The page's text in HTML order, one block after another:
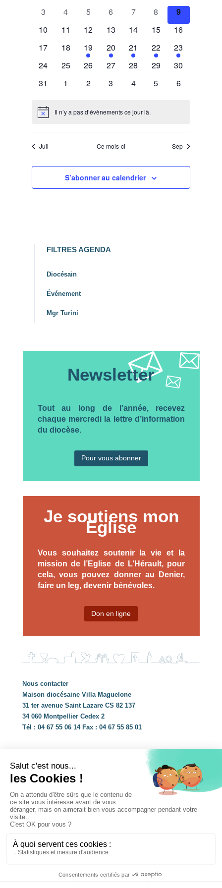
évènementsévènementsévènements
0
3
0
4
0
5
0
6
0
évènements
7
0
évènements
8
0
évènements
9
0
10
0
11
0
12
0
13
0
14
0
15
0
16
0
17
0
évènements
18
1
évènement
19
1
évènement
20
1
évènement
21
1
évènement
22
1
évènement
23
0
24
0
25
0
26
0
27
0
28
0
29
0
30
0
31
0
1
0
2
0
3
0
4
0
5
0
6
Notice Il n’y a pas d’évènements ce jour là.
Juil Ce mois-ci Sep
S’abonner au calendrier
FILTRES AGENDA
Diocésain
Événement
Mgr Turini
Newsletter
Tout au long de l’année, recevez
chaque mercredi la lettre d’information
du diocèse.
Pour vous abonner
Je soutiens mon
Eglise
Vous souhaitez soutenir la vie et la
mission de l’Eglise de L’Hérault, pour
cela, vous pouvez donner au Denier,
faire un leg, devenir bénévoles.
Don en ligne
Nous contacter
Maison diocésaine Villa Maguelone
31 ter avenue Saint Lazare CS 82 137
34 060 Montpellier Cedex 2
Tél : 04 67 55 06 14 Fax : 04 67 55 85 01
© 2019 Diocèse de Montpellier réalisé parHybride
Conseil